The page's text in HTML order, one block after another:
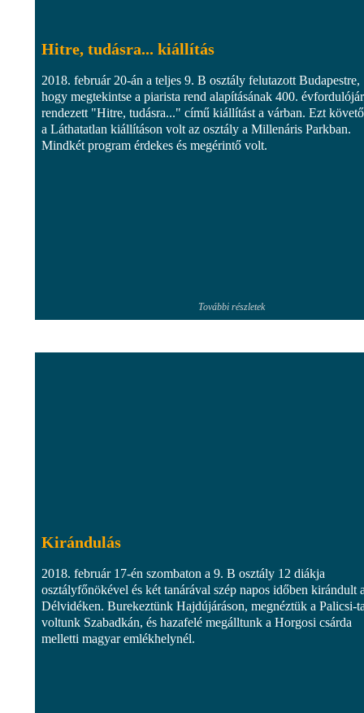
Hitre, tudásra... kiállítás
2018. február 20-án a teljes 9. B osztály felutazott Budapestre,
hogy megtekintse a piarista rend alapításának 400.
rendezett "Hitre, tudásra..." című kiállítást a várban. Ezt
a Láthatatlan kiállításon volt az osztály a Millenáris Parkban.
Mindkét program érdekes és megérintő volt.
További részletek
Kirándulás
2018. február 17-én szombaton a 9. B osztály 12 diákja
osztályfőnökével és két tanárával szép napos időben kirándult
Délvidéken. Burekeztünk Hajdújáráson, megnéztük a Palicsi-
voltunk Szabadkán, és hazafelé megálltunk a Horgosi csárda
melletti magyar emlékhelynél.